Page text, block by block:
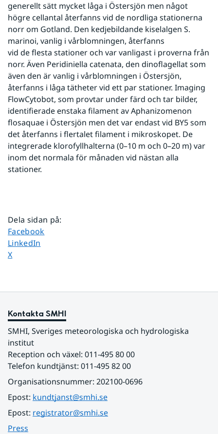
generellt sätt mycket låga i Östersjön men något
högre cellantal återfanns vid de nordliga stationerna
norr om Gotland. Den kedjebildande kiselalgen S.
marinoi, vanlig i vårblomningen, återfanns
vid de flesta stationer och var vanligast i proverna från
norr. Även Peridiniella catenata, den dinoflagellat som
även den är vanlig i vårblomningen i Östersjön,
återfanns i låga tätheter vid ett par stationer. Imaging
FlowCytobot, som provtar under färd och tar bilder,
identifierade enstaka filament av Aphanizomenon
flosaquae i Östersjön men det var endast vid BY5 som
det återfanns i flertalet filament i mikroskopet. De
integrerade klorofyllhalterna (0–10 m och 0–20 m) var
inom det normala för månaden vid nästan alla
stationer.
Dela sidan på:
Dela sidan på
Facebook
Dela sidan på
LinkedIn
Dela sidan på
X
Kontakta SMHI
SMHI, Sveriges meteorologiska och hydrologiska
institut
Reception och växel: 011-495 80 00
Telefon kundtjänst: 011-495 82 00
Organisationsnummer: 202100-0696
Epost: kundtjanst@smhi.se
Epost: registrator@smhi.se
Press